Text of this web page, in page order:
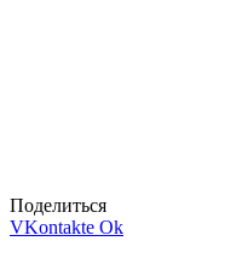
Поделиться
VKontakte Ok